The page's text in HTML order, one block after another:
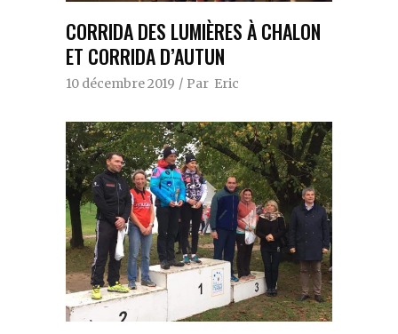
CORRIDA DES LUMIÈRES À CHALON
ET CORRIDA D’AUTUN
10 décembre 2019 Par Eric